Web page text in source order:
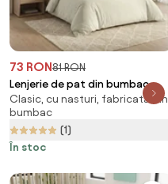
73 RON81 RON
Lenjerie de pat din bumbac
CALMORA crem verde
Dimensiune lenjerie de pat: 2
buc 70 x 90 cm | 200 x 220 cm
Clasic, cu nasturi, fabricată din
bumbac
(1)
În stoc